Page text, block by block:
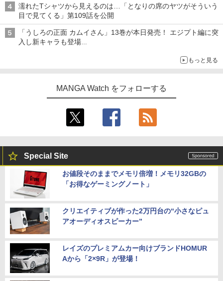
濡れたTシャツから見えるのは…「となりの席のヤツがそういう
目で見てくる」第109話を公開
「うしろの正面 カムイさん」13巻が本日発売！ エジプト編に突
入し新キャラも登場
もっと見る
MANGA Watch をフォローする
Special Site
お値段そのままでメモリ倍増！メモリ32GBの
「お得なゲーミングノート」
クリエイティブが作った2万円台の“小さなピュ
アオーディオスピーカー”
レイズのプレミアムカー向けブランドHOMUR
Aから「2×9R」が登場！